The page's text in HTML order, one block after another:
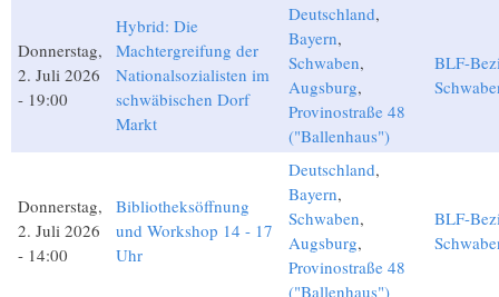
Donnerstag,
2. Juli 2026
- 19:00
Hybrid: Die
Machtergreifung der
Nationalsozialisten im
schwäbischen Dorf
Markt
Deutschland,
Bayern,
Schwaben,
Augsburg,
Provinostraße 48
("Ballenhaus")
BLF-
Donnerstag,
2. Juli 2026
- 14:00
Bibliotheksöffnung
und Workshop 14 - 17
Uhr
Deutschland,
Bayern,
Schwaben,
Augsburg,
Provinostraße 48
("Ballenhaus")
BLF-